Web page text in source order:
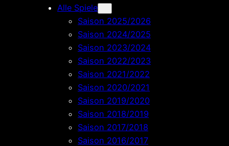
Alle Spiele
Saison 2025/2026
Saison 2024/2025
Saison 2023/2024
Saison 2022/2023
Saison 2021/2022
Saison 2020/2021
Saison 2019/2020
Saison 2018/2019
Saison 2017/2018
Saison 2016/2017